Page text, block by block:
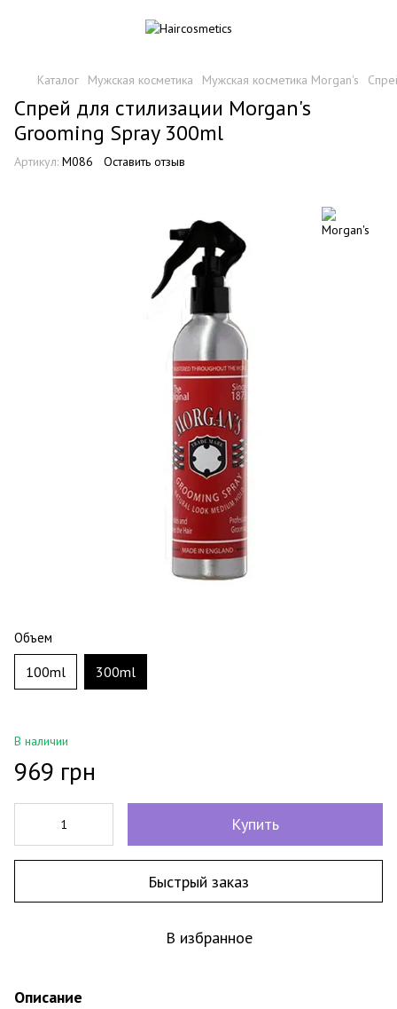
Каталог Мужская косметика Мужская косметика Morgan's
Спрей для стилизации Morgan's
Grooming Spray 300ml
Артикул: M086 Оставить отзыв
Объем
100ml 300ml
В наличии
969 грн
Купить
Быстрый заказ
В избранное
Описание